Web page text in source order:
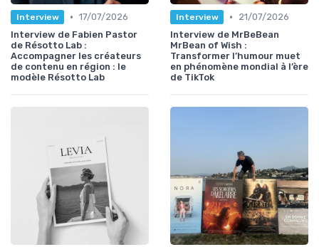
Interview • 17/07/2026
Interview de Fabien Pastor
de Résotto Lab :
Accompagner les créateurs
de contenu en région : le
modèle Résotto Lab
Interview •
21/07/2026
Interview de MrBeBean
MrBean of Wish :
Transformer l’humour muet
en phénomène mondial à l’ère
de TikTok